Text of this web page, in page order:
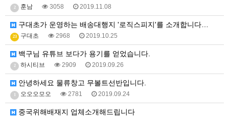
2 훈남 3058 2019.11.08
구대초가 운영하는 배송대행지 '로직스피지'를 소개합니다…
23 구대초 2968 2019.10.25
백구님 유튜브 보다가 용기를 얻었습니다.
2 하시티브 2909 2019.09.26
안녕하세요 물류창고 무볼트선반입니다.
오오오모오 2781 2019.09.24
중국위해배재지 업체소개해드립니다